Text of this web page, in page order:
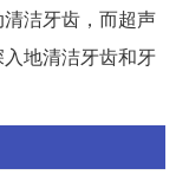
洁牙齿，而超声
地清洁牙齿和牙